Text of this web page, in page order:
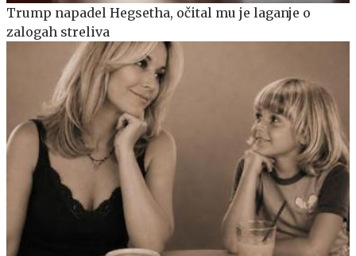
Trump napadel Hegsetha, očital mu je laganje o
zalogah streliva